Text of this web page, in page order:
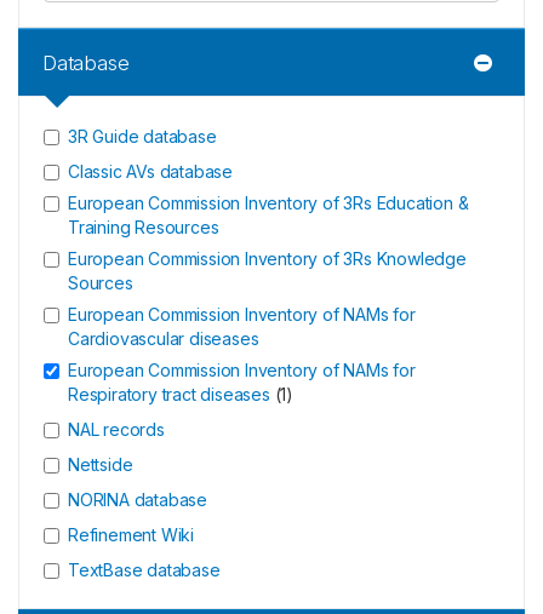
Database
3R Guide database
Classic AVs database
European Commission Inventory of 3Rs Education &
Training Resources
European Commission Inventory of 3Rs Knowledge
Sources
European Commission Inventory of NAMs for
Cardiovascular diseases
European Commission Inventory of NAMs for
Respiratory tract diseases (1)
NAL records
Nettside
NORINA database
Refinement Wiki
TextBase database